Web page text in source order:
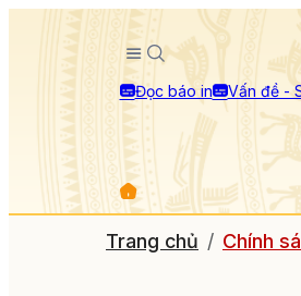
Đọc báo in Vấn đề -
Trang chủ Chính